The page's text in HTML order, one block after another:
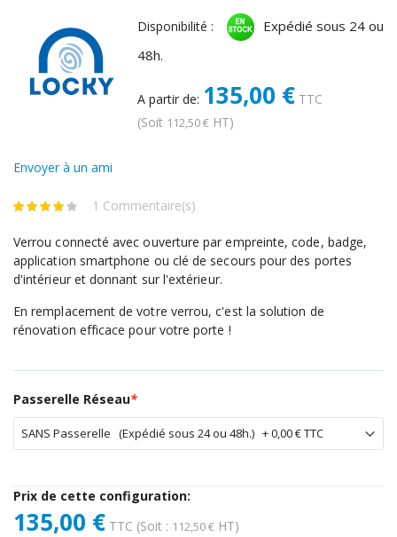
Disponibilité :
Expédié sous 24 ou
48h.
A partir de: 135,00 € TTC
(Soit 112,50 € HT)
Envoyer à un ami
1 Commentaire(s)
Verrou connecté avec ouverture par empreinte, code, badge,
application smartphone ou clé de secours pour des portes
d'intérieur et donnant sur l'extérieur.
En remplacement de votre verrou, c'est la solution de
rénovation efficace pour votre porte !
Passerelle Réseau*
Prix de cette configuration:
135,00 € TTC (Soit : 112,50 € HT)